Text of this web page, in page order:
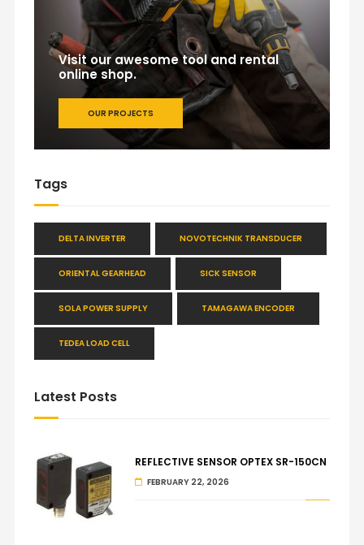
Visit our awesome tool and rental
online shop.
OUR PROJECTS
Tags
DELTA INVERTER NOVOTECHNIK TRANSDUCER
ORIENTAL GEARHEAD SICK SENSOR
SOLA POWER SUPPLY TAMAGAWA ENCODER
TEDEA LOAD CELL
Latest Posts
REFLECTIVE SENSOR OPTEX SR-150CN
FEBRUARY 22, 2026